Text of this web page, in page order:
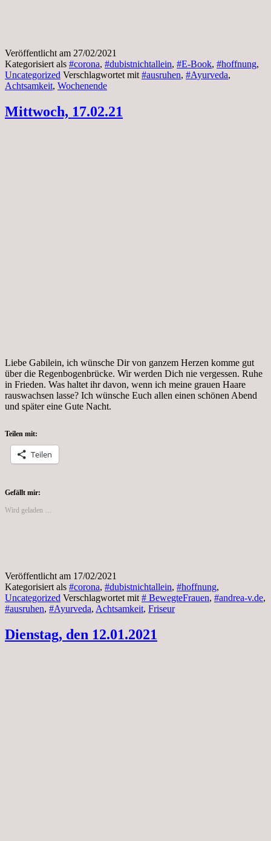
Veröffentlicht am 27/02/2021
Kategorisiert als #corona, #dubistnichtallein, #E-Book, #hoffnung,
Uncategorized Verschlagwortet mit #ausruhen, #Ayurveda,
Achtsamkeit, Wochenende
Mittwoch, 17.02.21
Liebe Gabilein, ich wünsche Dir von ganzem Herzen komme gut
über die Regenbogenbrücke. Wir werden Dich nie vergessen. Ruhe
in Frieden. Was haltet ihr davon, wenn ich meine grauen Haare
rauswachsen lasse? Ich wünsche Euch allen einen schönen Abend
und später eine Gute Nacht.
Teilen mit:
Teilen
Gefällt mir:
Wird geladen …
Veröffentlicht am 17/02/2021
Kategorisiert als #corona, #dubistnichtallein, #hoffnung,
Uncategorized Verschlagwortet mit # BewegteFrauen, #andrea-v.de,
#ausruhen, #Ayurveda, Achtsamkeit, Friseur
Dienstag, den 12.01.2021